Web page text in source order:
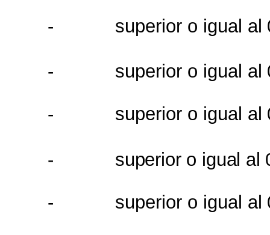
- superior o igual al
- superior o igual al
- superior o igual al
- superior o igual al
- superior o igual al